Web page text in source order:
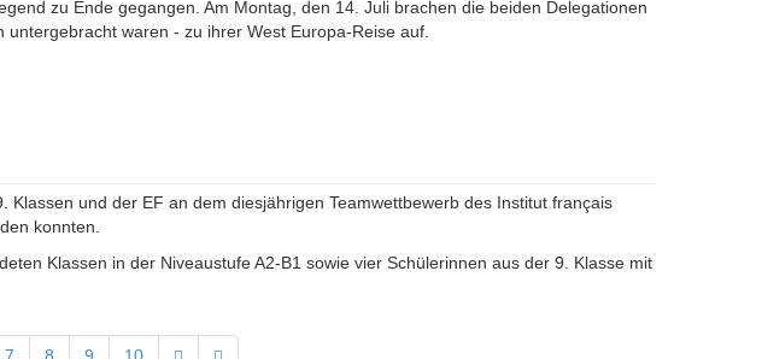
zu Ende gegangen. Am Montag, den 14. Juli brachen die beiden Delegationen
waren - zu ihrer West Europa-Reise auf.
und der EF an dem diesjährigen Teamwettbewerb des Institut français
konnten.
Klassen in der Niveaustufe A2-B1 sowie vier Schülerinnen aus der 9. Klasse mit